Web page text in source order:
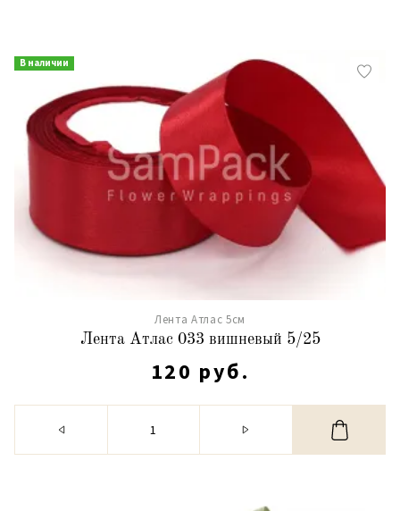
В наличии
Лента Атлас 5см
Лента Атлас 033 вишневый 5/25
120 руб.